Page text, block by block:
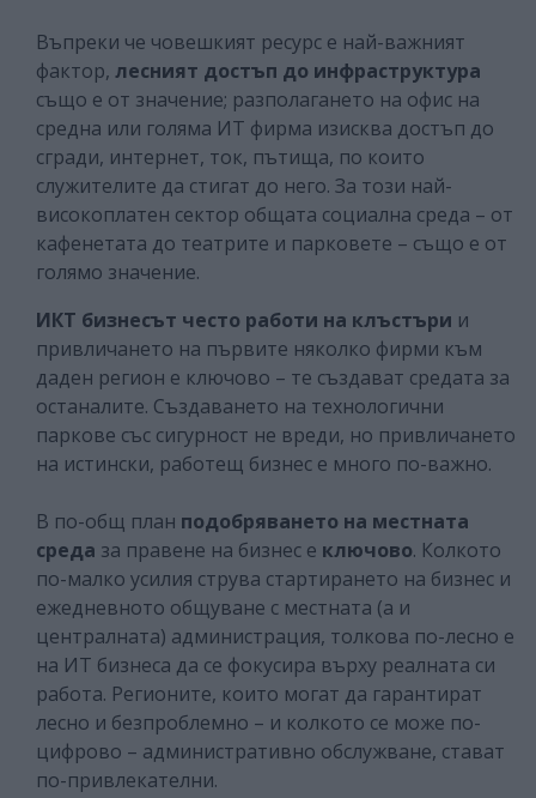
Въпреки че човешкият ресурс e най-важният
фактор, лесният достъп до инфраструктура
също е от значение; разполагането на офис на
средна или голяма ИТ фирма изисква достъп до
сгради, интернет, ток, пътища, по които
служителите да стигат до него. За този най-
високоплатен сектор общата социална среда – от
кафенетата до театрите и парковете – също е от
голямо значение.
ИКТ бизнесът често работи на клъстъри и
привличането на първите няколко фирми към
даден регион е ключово – те създават средата за
останалите. Създаването на технологични
паркове със сигурност не вреди, но привличането
на истински, работещ бизнес е много по-важно.
В по-общ план подобряването на местната
среда за правене на бизнес е ключово. Колкото
по-малко усилия струва стартирането на бизнес и
ежедневното общуване с местната (а и
централната) администрация, толкова по-лесно е
на ИТ бизнеса да се фокусира върху реалната си
работа. Регионите, които могат да гарантират
лесно и безпроблемно – и колкото се може по-
цифрово – административно обслужване, стават
по-привлекателни.